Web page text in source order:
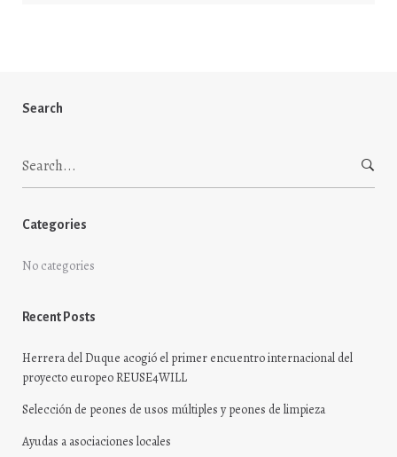
Search
Search
for:
Categories
No categories
Recent Posts
Herrera del Duque acogió el primer encuentro internacional del
proyecto europeo REUSE4WILL
Selección de peones de usos múltiples y peones de limpieza
Ayudas a asociaciones locales